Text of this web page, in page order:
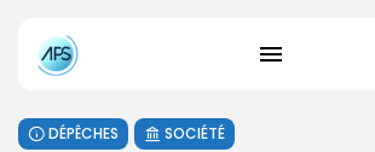
DÉPÊCHES SOCIÉTÉ